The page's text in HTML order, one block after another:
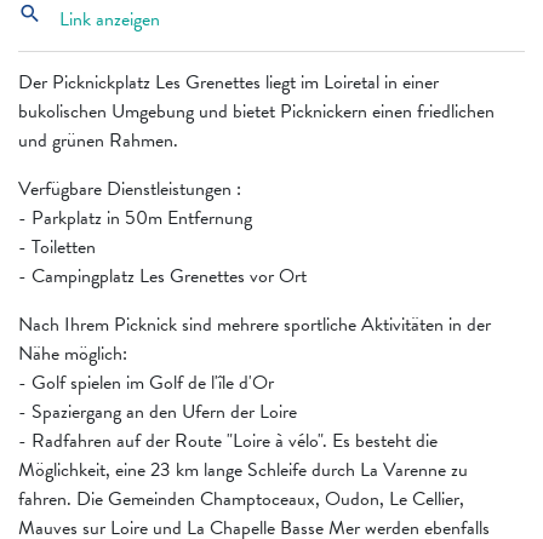
Der Picknickplatz Les Grenettes liegt im Loiretal in einer
bukolischen Umgebung und bietet Picknickern einen friedlichen
und grünen Rahmen.
Verfügbare Dienstleistungen :
- Parkplatz in 50m Entfernung
- Toiletten
- Campingplatz Les Grenettes vor Ort
Nach Ihrem Picknick sind mehrere sportliche Aktivitäten in der
Nähe möglich:
- Golf spielen im Golf de l'île d'Or
- Spaziergang an den Ufern der Loire
- Radfahren auf der Route "Loire à vélo". Es besteht die
Möglichkeit, eine 23 km lange Schleife durch La Varenne zu
fahren. Die Gemeinden Champtoceaux, Oudon, Le Cellier,
Mauves sur Loire und La Chapelle Basse Mer werden ebenfalls
search Link anzeigen